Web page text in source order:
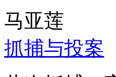
马亚莲
抓捕与投案